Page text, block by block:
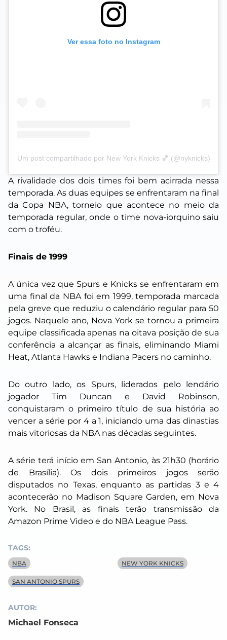
Ver essa foto no Instagram
Um post compartilhado por New York Knicks 🏀 (@nyknicks)
A rivalidade dos dois times foi bem acirrada nessa
temporada. As duas equipes se enfrentaram na final
da Copa NBA, torneio que acontece no meio da
temporada regular, onde o time nova-iorquino saiu
com o troféu.
Finais de 1999
A única vez que Spurs e Knicks se enfrentaram em
uma final da NBA foi em 1999, temporada marcada
pela greve que reduziu o calendário regular para 50
jogos. Naquele ano, Nova York se tornou a primeira
equipe classificada apenas na oitava posição de sua
conferência a alcançar as finais, eliminando Miami
Heat, Atlanta Hawks e Indiana Pacers no caminho.
Do outro lado, os Spurs, liderados pelo lendário
jogador Tim Duncan e David Robinson,
conquistaram o primeiro título de sua história ao
vencer a série por 4 a 1, iniciando uma das dinastias
mais vitoriosas da NBA nas décadas seguintes.
A série terá início em San Antonio, às 21h30 (horário
de Brasília). Os dois primeiros jogos serão
disputados no Texas, enquanto as partidas 3 e 4
acontecerão no Madison Square Garden, em Nova
York. No Brasil, as finais terão transmissão da
Amazon Prime Video e do NBA League Pass.
TAGS:
NBA NEW YORK KNICKS
SAN ANTONIO SPURS
AUTOR:
Michael Fonseca